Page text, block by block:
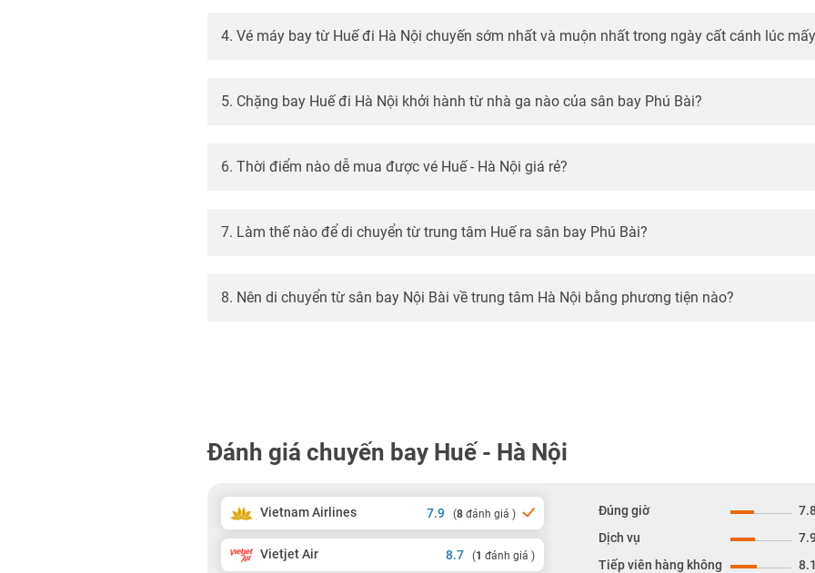
4. Vé máy bay từ Huế đi Hà Nội chuyến sớm nhất và muộn nhất trong ngày cất cánh lúc
5. Chặng bay Huế đi Hà Nội khởi hành từ nhà ga nào của sân bay Phú Bài?
6. Thời điểm nào dễ mua được vé Huế - Hà Nội giá rẻ?
7. Làm thế nào để di chuyển từ trung tâm Huế ra sân bay Phú Bài?
8. Nên di chuyển từ sân bay Nội Bài về trung tâm Hà Nội bằng phương tiện nào?
Đánh giá chuyến bay Huế - Hà Nội
Vietnam Airlines 7.9 (8 đánh giá )
Vietjet Air 8.7 (1 đánh giá )
Đúng giờ
Dịch vụ
Tiếp viên hàng không